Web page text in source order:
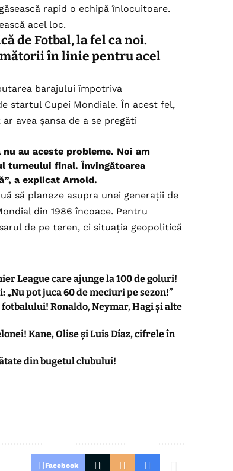
rapid o echipă înlocuitoare.
acel loc.
de Fotbal, la fel ca noi.
în linie pentru acel
barajului împotriva
startul Cupei Mondiale. În acest fel,
avea șansa de a se pregăti
au aceste probleme. Noi am
turneului final. Învingătoarea
a explicat Arnold.
să planeze asupra unei generații de
din 1986 încoace. Pentru
de pe teren, ci situația geopolitică
League care ajunge la 100 de goluri!
pot juca 60 de meciuri pe sezon!”
Ronaldo, Neymar, Hagi și alte
Kane, Olise și Luis Díaz, cifrele în
din bugetul clubului!
Facebook